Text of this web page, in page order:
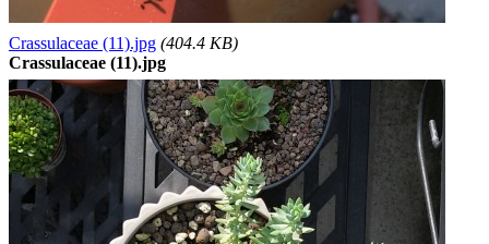
Crassulaceae (11).jpg (404.4 KB)
Crassulaceae (11).jpg